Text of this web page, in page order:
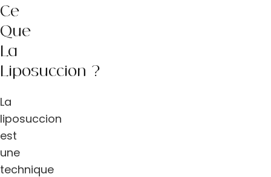
Ce
Que
La
Liposuccion ?
La
liposuccion
est
une
technique